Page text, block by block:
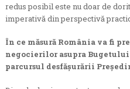
redus posibil este nu doar de
imperativă din perspectivă
În ce măsură România va fi
negocierilor asupra
parcursul desfășurării